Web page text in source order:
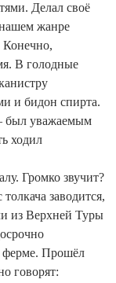
Делал своё
жанре
Конечно,
В голодные
и бидон спирта.
был уважаемым
ходил
Громко звучит?
заводится,
из Верхней Туры
ферме. Прошёл
говорят: